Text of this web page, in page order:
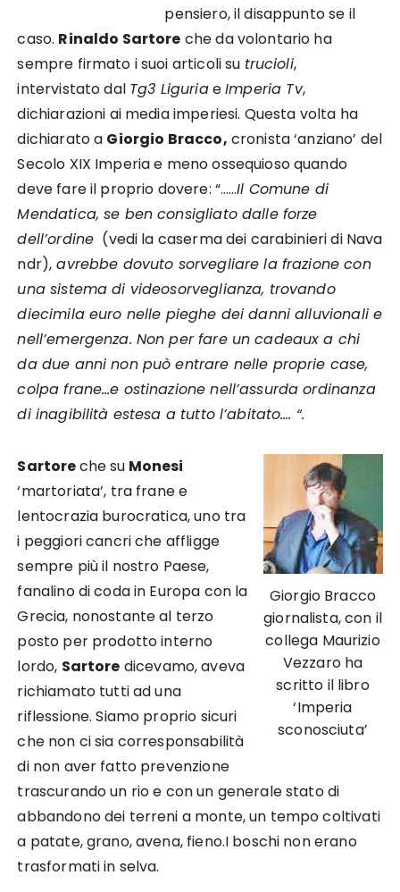
pensiero, il disappunto se il
caso. Rinaldo Sartore che da volontario ha
sempre firmato i suoi articoli su trucioli,
intervistato dal Tg3 LiguriaeImperia Tv,
dichiarazioni ai media imperiesi. Questa volta ha
dichiarato a Giorgio Bracco, cronista ‘anziano’ del
Secolo XIX Imperia e meno ossequioso quando
deve fare il proprio dovere: “……Il Comune di
Mendatica, se ben consigliato dalle forze
dell’ordine (vedi la caserma dei carabinieri di Nava
ndr), avrebbe dovuto sorvegliare la frazione con
una sistema di videosorveglianza, trovando
diecimila euro nelle pieghe dei danni alluvionali e
nell’emergenza. Non per fare un cadeaux a chi
da due anni non può entrare nelle proprie case,
colpa frane…e ostinazione nell’assurda ordinanza
di inagibilità estesa a tutto l’abitato…. “.
Giorgio Bracco
giornalista, con il
collega Maurizio
Vezzaro ha
scritto il libro
‘Imperia
sconosciuta’
Sartoreche su Monesi
‘martoriata’, tra frane e
lentocrazia burocratica, uno tra
i peggiori cancri che affligge
sempre più il nostro Paese,
fanalino di coda in Europa con la
Grecia, nonostante al terzo
posto per prodotto interno
lordo, Sartore dicevamo, aveva
richiamato tutti ad una
riflessione. Siamo proprio sicuri
che non ci sia corresponsabilità
di non aver fatto prevenzione
trascurando un rio e con un generale stato di
abbandono dei terreni a monte, un tempo coltivati
a patate, grano, avena, fieno.I boschi non erano
trasformati in selva.